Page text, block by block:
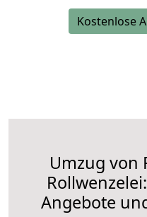
Kostenlose
Umzug von
Angebote